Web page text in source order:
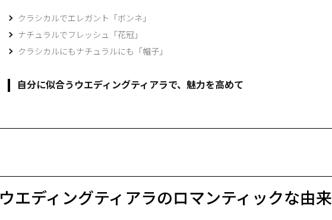
クラシカルでエレガント「ボンネ」
ナチュラルでフレッシュ「花冠」
クラシカルにもナチュラルにも「帽子」
自分に似合うウエディングティアラで、魅力を高めて
ウエディングティアラのロマンティックな由来